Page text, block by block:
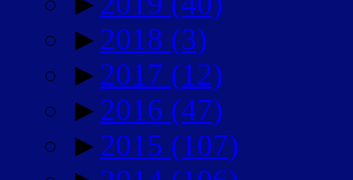
► 2018 (3)
► 2017 (12)
► 2016 (47)
► 2015 (107)